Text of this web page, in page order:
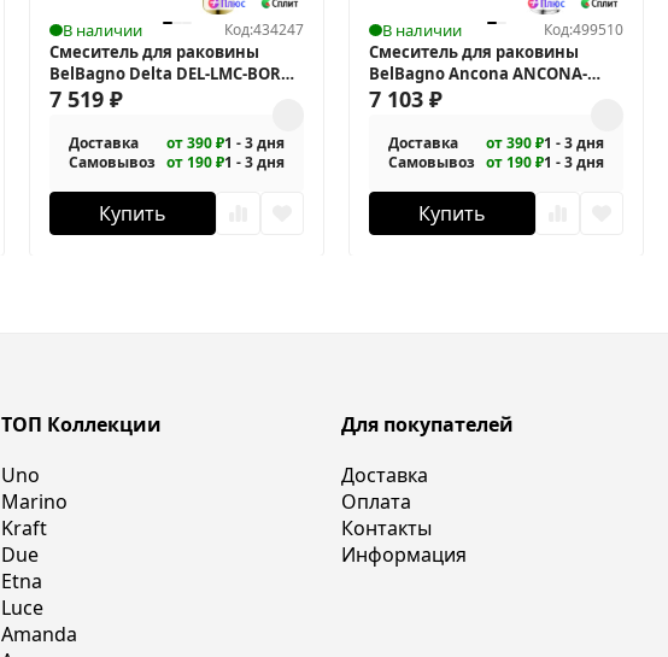
В наличии Код:434247
Смеситель для раковины
BelBagno Delta DEL-LMC-BORO
Золото брашированное
7 519₽
Доставка от 390 ₽1 - 3 дня
Самовывоз от 190 ₽1 - 3 дня
Купить
В наличии Код:499510
Смеситель для раковины
BelBagno Ancona ANCONA-
LMC2-CRM Хром
7 103₽
Доставка от 390 ₽1 - 3 дня
Самовывоз от 190 ₽1 - 3 дня
Купить
ТОП Коллекции
Uno
Marino
Kraft
Due
Etna
Luce
Amanda
Для покупателей
Доставка
Оплата
Контакты
Информация